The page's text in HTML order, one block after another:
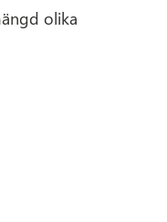
olika